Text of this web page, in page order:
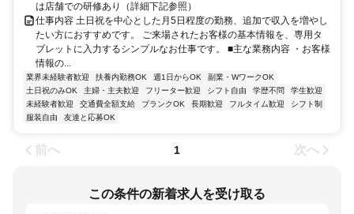
は店舗での研修あり（詳細下記参照）
仕事内容 土日祝を中心とした月5日程度の勤務、追加で収入を増やし
たい方におすすめです。 ご来場されたお客様の基本情報を、専用タ
ブレットに入力するシンプルなお仕事です。 ■主な業務内容 ・お客様
情報の...
業界未経験者歓迎 扶養内勤務OK 週1日からOK
副業・WワークOK
土日祝のみOK
主婦・主夫歓迎 フリーター歓迎 シフト自由 学歴不問
学生歓迎
未経験者歓迎
交通費全額支給 ブランクOK 長期歓迎 フルタイム歓迎
シフト制
服装自由
友達と応募OK
前へ 1 次へ
この条件の新着求人を受け取る